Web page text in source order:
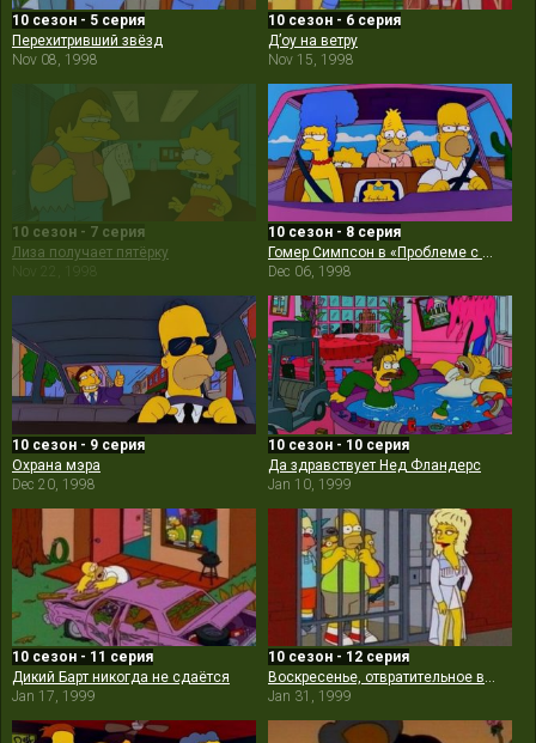
10 сезон - 5 серия
Перехитривший звёзд
Nov 08, 1998
10 сезон - 6 серия
Д’оу на ветру
Nov 15, 1998
10 сезон - 7 серия
Лиза получает пятёрку
Nov 22, 1998
10 сезон - 8 серия
Гомер Симпсон в «Проблеме с почкой»
Dec 06, 1998
10 сезон - 9 серия
Охрана мэра
Dec 20, 1998
10 сезон - 10 серия
Да здравствует Нед Фландерс
Jan 10, 1999
10 сезон - 11 серия
Дикий Барт никогда не сдаётся
Jan 17, 1999
10 сезон - 12 серия
Воскресенье, отвратительное воскресенье
Jan 31, 1999